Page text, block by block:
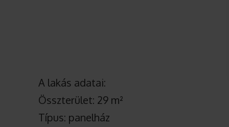
A lakás adatai:
Összterület: 29 m²
Típus: panelház